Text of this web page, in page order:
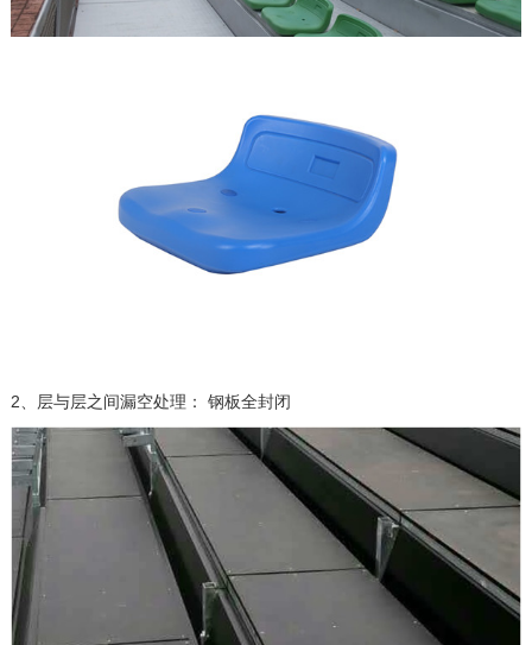
2、层与层之间漏空处理： 钢板全封闭